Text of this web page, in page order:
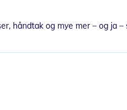
håndtak og mye mer – og ja